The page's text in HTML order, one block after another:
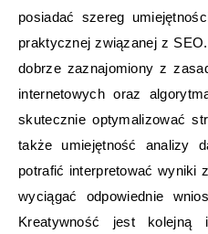
posiadać szereg
praktycznej związanej z
dobrze zaznajomiony z
internetowych oraz
skutecznie optymalizować
także umiejętność analizy
potrafić interpretować wyniki
wyciągać odpowiednie
Kreatywność jest kolejną